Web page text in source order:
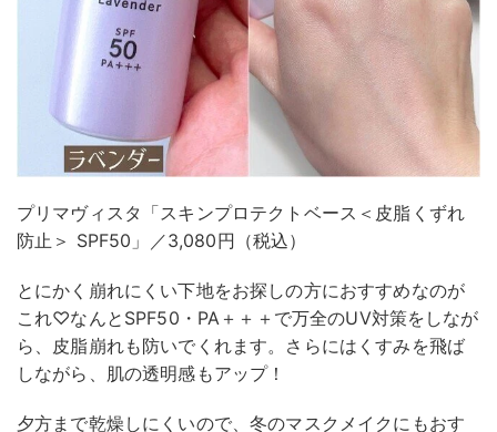
プリマヴィスタ「スキンプロテクトベース＜皮脂くずれ
防止＞ SPF50」／3,080円（税込）
とにかく崩れにくい下地をお探しの方におすすめなのが
これ♡なんとSPF50・PA＋＋＋で万全のUV対策をしなが
ら、皮脂崩れも防いでくれます。さらにはくすみを飛ば
しながら、肌の透明感もアップ！
夕方まで乾燥しにくいので、冬のマスクメイクにもおす